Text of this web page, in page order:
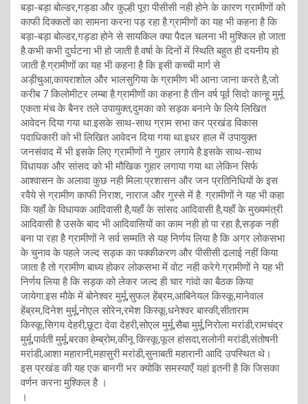
बड़ा-बड़ा बोल्डर,गड्डा और कुल्ही पूरा पीसीसी नही होने के कारण ग्रामीणों को
काफी दिक्कतों का सामना करना पड़ रहा है.ग्रामीणों का यह भी कहना है कि
बड़ा-बड़ा बोल्डर,गड्डा होने से सायकिल क्या पैदल चलना भी मुश्किल हो जाता
है.कभी कभी दुर्घटना भी हो जाती है.वर्षा के दिनों में स्थिति बहुत ही दयनीय हो
जाती है.ग्रामीणों का यह भी कहना है कि इसी कच्ची मार्ग से
अड़ीचुआ,कायराशोल और भालसुगिया के ग्रामीण भी आना जाना करते है,जो
करीब 7 किलोमीटर लम्बा है.ग्रामीणों का कहना है तीन वर्ष पूर्व सिदो कान्हू मुर्मू
एकता मंच के बैनर तले उपायुक्त,दुमका को सड़क बनाने के लिये लिखित
आवेदन दिया गया था.इसके साथ-साथ ग्राम सभा कर प्रखंड विकास
पदाधिकारी को भी लिखित आवेदन दिया गया था.इधर हाल में उपायुक्त
जनसंवाद में भी इसके लिए ग्रामीणों ने गुहार लगाये है.इसके साथ-साथ
विधायक और सांसद को भी मौखिक गुहार लगाया गया था लेकिन सिर्फ
आश्वासन के अलावा कुछ नही मिला.प्रशासन और जन प्रतिनिधियों के इस
रवैये से ग्रामीण काफी निराश, नाराज और गुस्से में है. ग्रामीणों ने यह भी कहा
कि यहाँ के विधायक आदिवासी है,यहाँ के सांसद आदिवासी है,यहाँ के मुख्यमंत्री
आदिवासी है उसके बाद भी आदिवासियों का काम नही हो पा रहा है,सड़क नही
बना पा रहा है ग्रामीणों ने सर्व सम्मति से यह निर्णय लिया है कि अगर लोकसभा
के चुनाव के पहले जल्द सड़क का पक्कीकरण और पीसीसी ढलाई नहीं किया
जाता है तो ग्रामीण बाध्य होकर लोकसभा में वोट नही करेगे.ग्रामीणों ने यह भी
निर्णय लिया है कि सड़क को लेकर जल्द ही चार गांवो का बैठक किया
जायेगा.इस मौके में बोनेश्वर मुर्मू,सुफल हेंब्रम,आबिनेयल किस्कू,मानेवाल
हेंब्रम,दिनेश मुर्मू,नोएल सोरेन,रमेश किस्कू,धनेश्वर बास्की,सीताराम
किस्कू,सिगय देहरी,छूटा देवा देहरी,सोएल मुर्मू,सैबा मुर्मू,निरोला मरांडी,रामचंद्र
मुर्मू,पार्वती मुर्मू,बरका हेम्ब्रोम,कीनू किस्कू,फूल हांसदा,सलोनी मरांडी,संतोषनी
मरांडी,आशा महारानी,महासुरी मरांडी,सुनाबती महारानी आदि उपस्थित थे।
इस प्रखंड की यह एक बानगी भर क्योकि समस्याएँ यहां इतनी है कि जिसका
वर्णन करना मुश्किल है ।
।